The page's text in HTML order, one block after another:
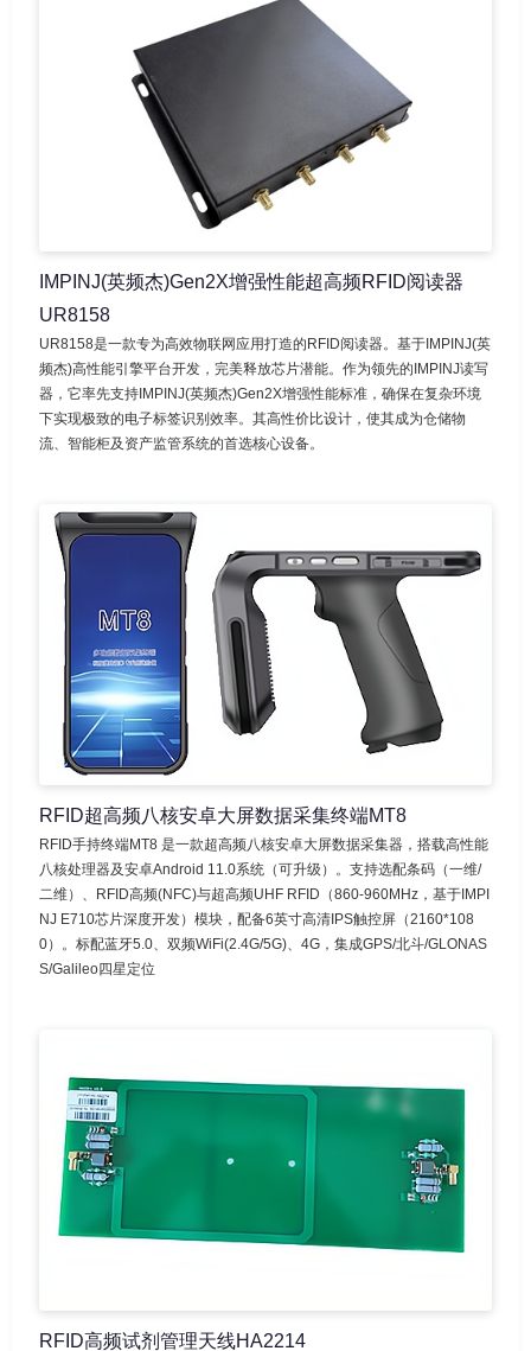
IMPINJ(英频杰)Gen2X增强性能超高频RFID阅读器
UR8158
UR8158是一款专为高效物联网应用打造的RFID阅读器。基于IMPINJ(英
频杰)高性能引擎平台开发，完美释放芯片潜能。作为领先的IMPINJ读写
器，它率先支持IMPINJ(英频杰)Gen2X增强性能标准，确保在复杂环境
下实现极致的电子标签识别效率。其高性价比设计，使其成为仓储物
流、智能柜及资产监管系统的首选核心设备。
RFID超高频八核安卓大屏数据采集终端MT8
RFID手持终端MT8 是一款超高频八核安卓大屏数据采集器，搭载高性能
八核处理器及安卓Android 11.0系统（可升级）。支持选配条码（一维/
二维）、RFID高频(NFC)与超高频UHF RFID（860-960MHz，基于IMPI
NJ E710芯片深度开发）模块，配备6英寸高清IPS触控屏（2160*108
0）。标配蓝牙5.0、双频WiFi(2.4G/5G)、4G，集成GPS/北斗/GLONAS
S/Galileo四星定位
RFID高频试剂管理天线HA2214